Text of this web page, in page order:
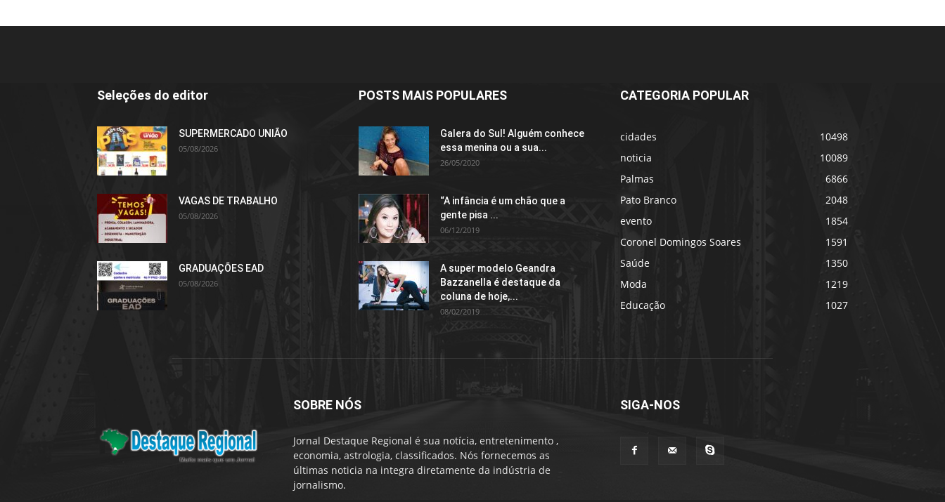
Seleções do editor
SUPERMERCADO UNIÃO
05/08/2026
VAGAS DE TRABALHO
05/08/2026
GRADUAÇÕES EAD
05/08/2026
POSTS MAIS POPULARES
Galera do Sul! Alguém conhece
essa menina ou a sua...
26/05/2020
“A infância é um chão que a
gente pisa ...
06/12/2019
A super modelo Geandra
Bazzanella é destaque da
coluna de hoje,...
08/02/2019
CATEGORIA POPULAR
cidades
10498
noticia
10089
Palmas
6866
Pato Branco
2048
evento
1854
Coronel Domingos Soares
1591
Saúde
1350
Moda
1219
Educação
1027
SOBRE NÓS
Jornal Destaque Regional é sua notícia, entretenimento ,
economia, astrologia, classificados. Nós fornecemos as
últimas noticia na integra diretamente da indústria de
jornalismo.
SIGA-NOS